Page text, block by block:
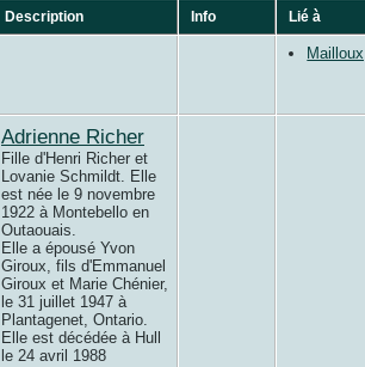
Description Info Lié à
Adrienne Richer
Fille d'Henri Richer et
Lovanie Schmildt. Elle
est née le 9 novembre
1922 à Montebello en
Outaouais.
Elle a épousé Yvon
Giroux, fils d'Emmanuel
Giroux et Marie Chénier,
le 31 juillet 1947 à
Plantagenet, Ontario.
Elle est décédée à Hull
le 24 avril 1988